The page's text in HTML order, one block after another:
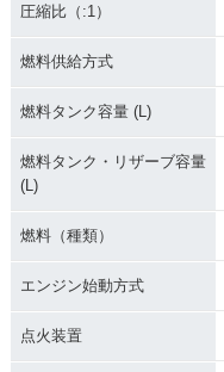
圧縮比（:1）
燃料供給方式
燃料タンク容量 (L)
燃料タンク・リザーブ容量
(L)
燃料（種類）
エンジン始動方式
点火装置